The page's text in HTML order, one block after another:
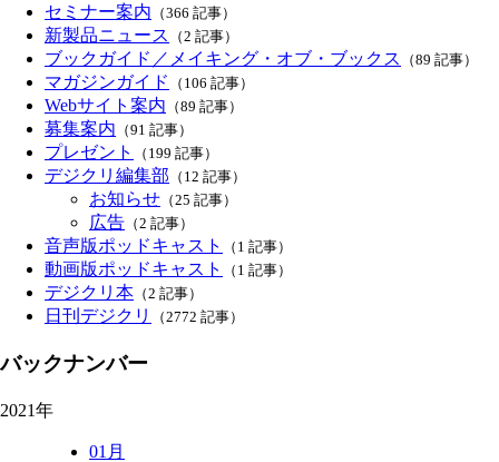
セミナー案内 （366 記事）
新製品ニュース （2 記事）
ブックガイド／メイキング・オブ・ブックス （89 記事）
マガジンガイド （106 記事）
Webサイト案内 （89 記事）
募集案内 （91 記事）
プレゼント （199 記事）
デジクリ編集部 （12 記事）
お知らせ （25 記事）
広告 （2 記事）
音声版ポッドキャスト （1 記事）
動画版ポッドキャスト （1 記事）
デジクリ本 （2 記事）
日刊デジクリ （2772 記事）
バックナンバー
2021年
01月